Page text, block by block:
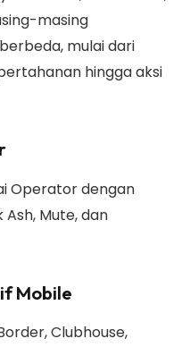
masing
mulai dari
hingga aksi
Operator dengan
Mute, dan
Mobile
Clubhouse,